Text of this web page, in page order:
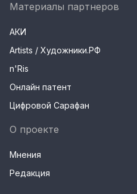
Материалы партнеров
АКИ
Artists / Художники.РФ
n'Ris
Онлайн патент
Цифровой Сарафан
О проекте
Мнения
Редакция